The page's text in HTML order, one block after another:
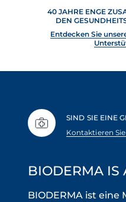
40 JAHRE ENGE
DEN
Entdecken Sie
SIND SIE EINE
Kontaktieren
BIODERMA IS
BIODERMA ist eine